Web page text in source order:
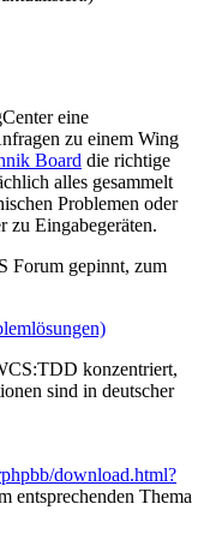
eine
zu einem Wing
Board die richtige
alles gesammelt
Problemen oder
zu Eingabegeräten.
Forum gepinnt, zum
konzentriert,
sind in deutscher
download.html?
entsprechenden Thema